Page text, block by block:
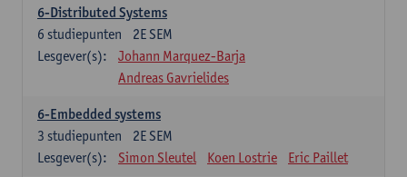
6-Distributed Systems
2E SEM
6 studiepunten
Lesgever(s):
Johann Marquez-Barja
Andreas Gavrielides
6-Embedded systems
2E SEM
3 studiepunten
Lesgever(s):
Simon Sleutel Koen Lostrie Eric Paillet